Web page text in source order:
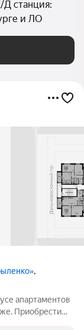
Д станция:
и ЛО
,
апартаментов
Приобрести